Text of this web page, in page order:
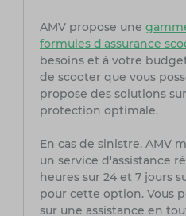
AMV propose une
formules d'assurance
besoins et à votre
de scooter que vous
propose des solutions
protection optimale.
En cas de sinistre, AMV
un service d'assistance
heures sur 24 et 7 jours
pour cette option. Vous
sur une assistance en